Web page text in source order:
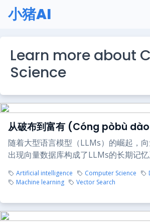
小猪AI
Learn more about
Science
从破布到富有 (Cóng pòbù
随着大型语言模型（LLMs）的崛起，
出现向量数据库构成了LLMs的长期记
Artificial intelligence Computer Science
Machine learning
Vector Search